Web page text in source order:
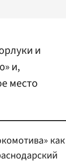
и
и,
место
как